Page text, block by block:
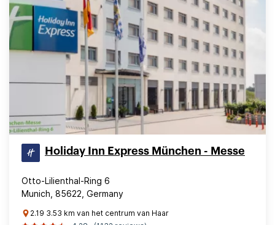
Holiday Inn Express München - Messe
Otto-Lilienthal-Ring 6
Munich, 85622, Germany
2.19 3.53 km van het centrum van Haar